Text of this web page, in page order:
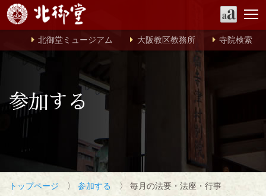
北御堂ミュージアム 大阪教区教務所 寺院検索
参加する
トップページ 〉 参加する 〉 毎月の法要・法座・行事